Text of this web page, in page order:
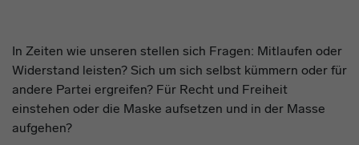
In Zeiten wie unseren stellen sich Fragen: Mitlaufen oder
Widerstand leisten? Sich um sich selbst kümmern oder für
andere Partei ergreifen? Für Recht und Freiheit
einstehen oder die Maske aufsetzen und in der Masse
aufgehen?